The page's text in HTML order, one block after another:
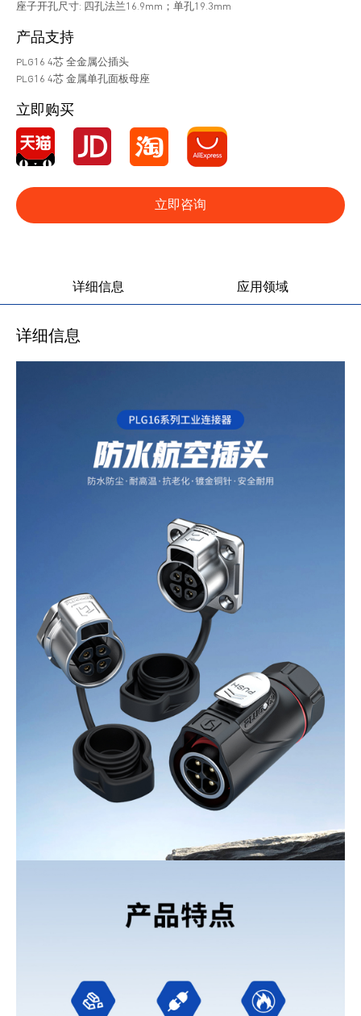
座子开孔尺寸: 四孔法兰16.9mm；单孔19.3mm
产品支持
PLG16 4芯 全金属公插头
PLG16 4芯 金属单孔面板母座
立即购买
立即咨询
详细信息 应用领域
详细信息